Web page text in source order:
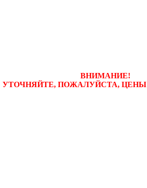
ВНИМАНИЕ!
УТОЧНЯЙТЕ, ПОЖАЛУЙСТА, ЦЕНЫ